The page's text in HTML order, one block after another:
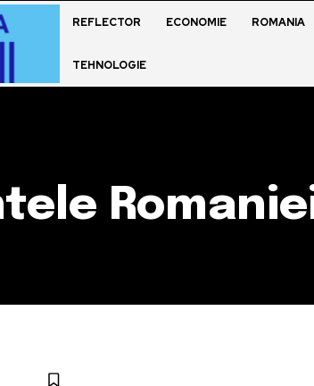
REFLECTOR ECONOMIE ROMANIA
TEHNOLOGIE